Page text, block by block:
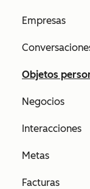
Empresas
Objetos
Negocios
Interacciones
Metas
Facturas